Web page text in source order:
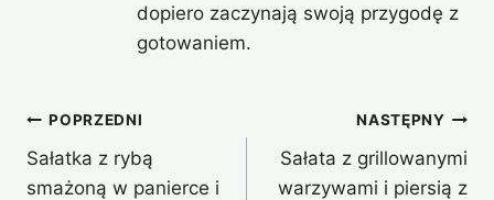
dopiero zaczynają swoją przygodę z
gotowaniem.
Nawigacja
wpisu
POPRZEDNI
Sałatka z rybą
smażoną w panierce i
NASTĘPNY
Sałata z grillowanymi
warzywami i piersią z